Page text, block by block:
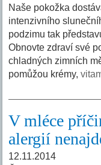
Naše pokožka
intenzivního
podzimu tak
Obnovte zdraví své
chladných zimních
pomůžou krémy,
V mléce
alergií
12.11.2014